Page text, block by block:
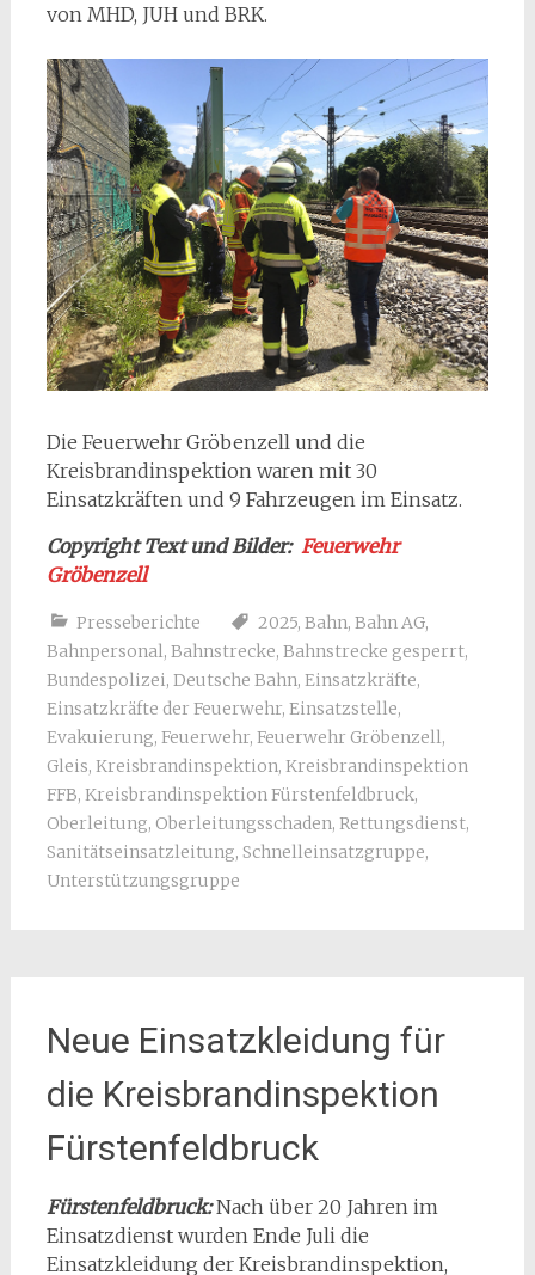
von MHD, JUH und BRK.
Die Feuerwehr Gröbenzell und die
Kreisbrandinspektion waren mit 30
Einsatzkräften und 9 Fahrzeugen im Einsatz.
Copyright Text und Bilder: Feuerwehr
Gröbenzell
Presseberichte 2025, Bahn, Bahn AG,
Bahnpersonal, Bahnstrecke, Bahnstrecke gesperrt,
Bundespolizei, Deutsche Bahn, Einsatzkräfte,
Einsatzkräfte der Feuerwehr, Einsatzstelle,
Evakuierung, Feuerwehr, Feuerwehr Gröbenzell,
Gleis, Kreisbrandinspektion, Kreisbrandinspektion
FFB, Kreisbrandinspektion Fürstenfeldbruck,
Oberleitung, Oberleitungsschaden, Rettungsdienst,
Sanitätseinsatzleitung, Schnelleinsatzgruppe,
Unterstützungsgruppe
Neue Einsatzkleidung für
die Kreisbrandinspektion
Fürstenfeldbruck
Fürstenfeldbruck:Nach über 20 Jahren im
Einsatzdienst wurden Ende Juli die
Einsatzkleidung der Kreisbrandinspektion,